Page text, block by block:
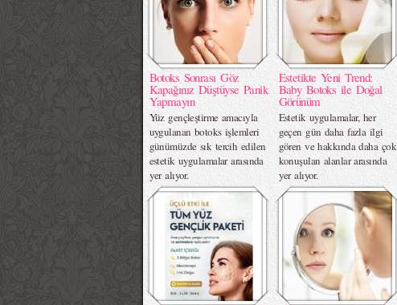
Botoks Sonrası Göz
Kapağınız Düştüyse Panik
Yapmayın
Yüz gençleştirme amacıyla
uygulanan botoks işlemleri
günümüzde sık tercih edilen
estetik uygulamalar arasında
yer alıyor.
Estetikte Yeni Trend:
Baby Botoks ile Doğal
Görünüm
Estetik uygulamalar, her
geçen gün daha fazla ilgi
gören ve hakkında daha çok
konuşulan alanlar arasında
yer alıyor.